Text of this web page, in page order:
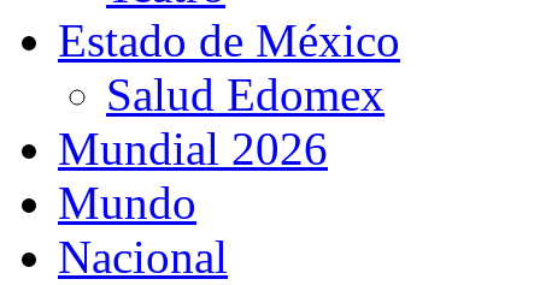
Estado de México
Salud Edomex
Mundial 2026
Mundo
Nacional